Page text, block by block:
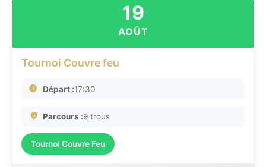
19
AOÛT
Tournoi Couvre feu
Départ :17:30
Parcours :9 trous
Tournoi Couvre Feu